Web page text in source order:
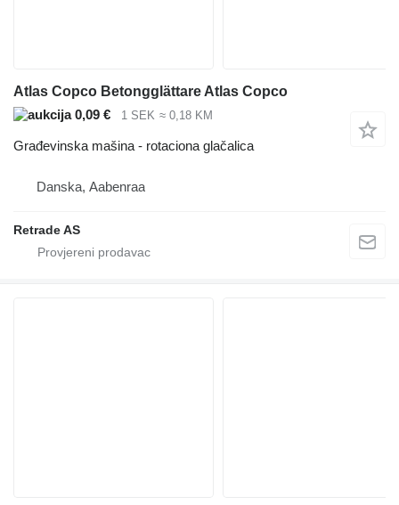
Atlas Copco Betongglättare Atlas Copco
0,09 €
1 SEK ≈ 0,18 KM
Građevinska mašina - rotaciona glačalica
Danska, Aabenraa
Retrade AS